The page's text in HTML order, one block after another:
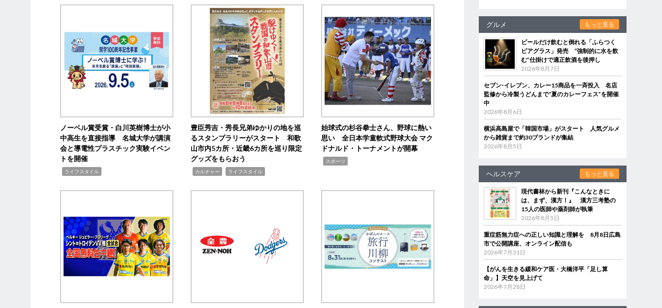
ノーベル賞受賞・白川英樹博士が小
中高生を直接指導 名城大学が講演
会と導電性プラスチック実験イベン
トを開催
ライフスタイル
豊臣秀吉・秀長兄弟ゆかりの地を巡
るスタンプラリーがスタート 和歌
山市内5カ所・近畿6カ所を巡り限定
グッズをもらおう
カルチャー ライフスタイル
始球式の杉谷拳士さん、野球に熱い
思い 全日本学童軟式野球大会 マク
ドナルド・トーナメントが開幕
スポーツ
グルメ もっと見る
ビールだけ飲むと倒れる「ふらつく
ビアグラス」発売 “強制的に水を飲
む”仕掛けで適正飲酒を後押し
2026年8月7日
セブン‐イレブン、カレー15商品を一斉投入 名店
監修から冷製うどんまで“夏のカレーフェス”を開催
中
2026年8月6日
横浜高島屋で「韓国市場」がスタート 人気グルメ
から雑貨まで約30ブランドが集結
2026年8月5日
ヘルスケア もっと見る
現代書林から新刊『こんなときに
は、まず、漢方！』 漢方三考塾の
15人の医師や薬剤師が執筆
2026年8月5日
重症筋無力症への正しい知識と理解を 8月8日広島
市で公開講座、オンライン配信も
2026年7月31日
【がんを生きる緩和ケア医・大橋洋平「足し算
命」】天空を見上げて
2026年7月28日